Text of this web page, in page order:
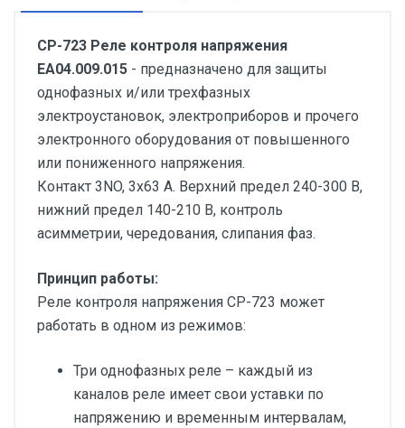
CP-723 Реле контроля напряжения
EA04.009.015 - предназначено для защиты
однофазных и/или трехфазных
электроустановок, электроприборов и прочего
электронного оборудования от повышенного
или пониженного напряжения.
Контакт 3NO, 3х63 А. Верхний предел 240-300 В,
нижний предел 140-210 В, контроль
асимметрии, чередования, слипания фаз.
Принцип работы:
Реле контроля напряжения CP-723 может
работать в одном из режимов:
Три однофазных реле – каждый из
каналов реле имеет свои уставки по
напряжению и временным интервалам,